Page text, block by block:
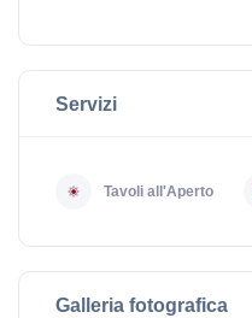
Servizi
Tavoli all'Aperto
Galleria fotografica